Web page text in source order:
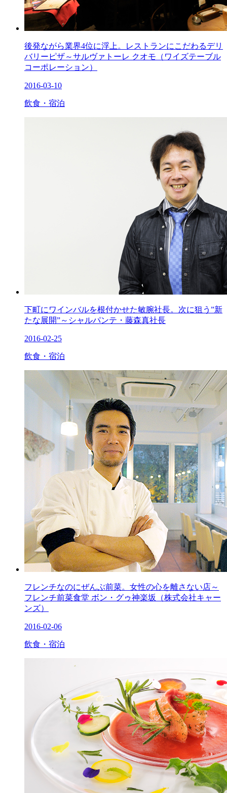
後発ながら業界4位に浮上。レストランにこだわるデリ
バリーピザ～サルヴァトーレ クオモ（ワイズテーブル
コーポレーション）
2016-03-10
飲食・宿泊
下町にワインバルを根付かせた敏腕社長。次に狙う”新
たな展開”～シャルパンテ・藤森真社長
2016-02-25
飲食・宿泊
フレンチなのにぜんぶ前菜。女性の心を離さない店～
フレンチ前菜食堂 ボン・グゥ神楽坂（株式会社キャー
ンズ）
2016-02-06
飲食・宿泊